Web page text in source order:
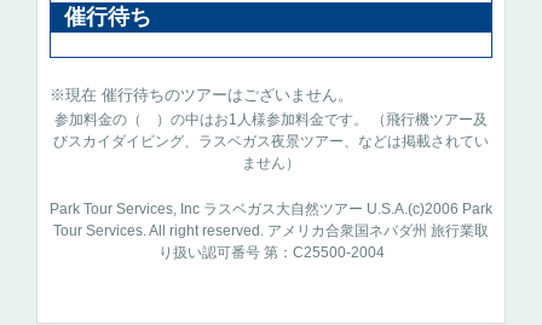
催行待ち
※現在 催行待ちのツアーはございません。
参加料金の（ ）の中はお1人様参加料金です。 （飛行機ツアー及
びスカイダイビング、ラスベガス夜景ツアー、などは掲載されてい
ません）
Park Tour Services, Inc ラスベガス大自然ツアー U.S.A.(c)2006 Park
Tour Services. All right reserved. アメリカ合衆国ネバダ州 旅行業取
り扱い認可番号 第：C25500-2004